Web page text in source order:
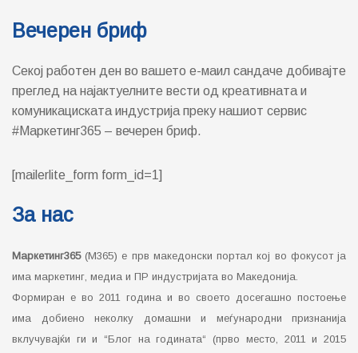
Вечерен бриф
Секој работен ден во вашето е-маил сандаче добивајте
преглед на најактуелните вести од креативната и
комуникациската индустрија преку нашиот сервис
#Маркетинг365 – вечерен бриф.
[mailerlite_form form_id=1]
За нас
Маркетинг365(М365) е прв македонски портал кој во фокусот ја
има маркетинг, медиа и ПР индустријата во Македонија.
Формиран е во 2011 година и во своето досегашно постоење
има добиено неколку домашни и меѓународни признанија
вклучувајќи ги и “Блог на годината“ (прво место, 2011 и 2015